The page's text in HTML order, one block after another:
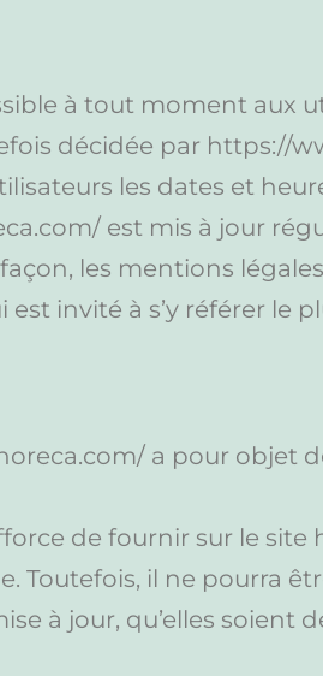
à tout moment aux
décidée par https://
les dates et
est mis à jour
les mentions
invité à s’y référer le
a pour objet
de fournir sur le
Toutefois, il ne pourra
à jour, qu’elles soient